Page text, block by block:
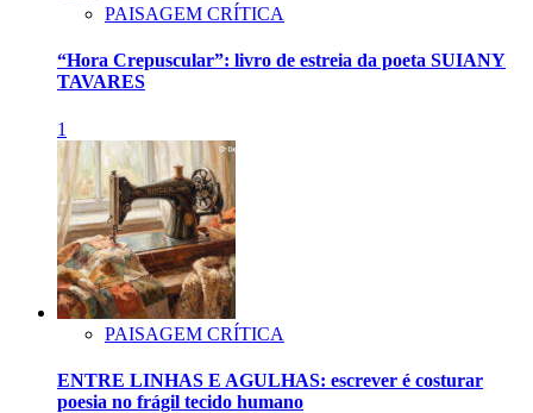
PAISAGEM CRÍTICA
“Hora Crepuscular”: livro de estreia da poeta SUIANY
TAVARES
1
PAISAGEM CRÍTICA
ENTRE LINHAS E AGULHAS: escrever é costurar
poesia no frágil tecido humano